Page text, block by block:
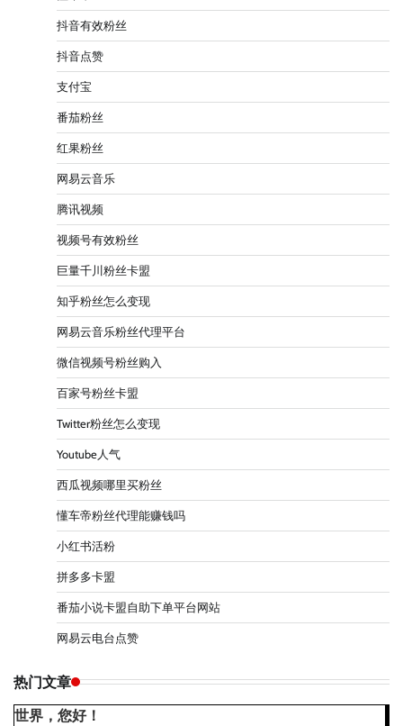
抖音有效粉丝
抖音点赞
支付宝
番茄粉丝
红果粉丝
网易云音乐
腾讯视频
视频号有效粉丝
巨量千川粉丝卡盟
知乎粉丝怎么变现
网易云音乐粉丝代理平台
微信视频号粉丝购入
百家号粉丝卡盟
Twitter粉丝怎么变现
Youtube人气
西瓜视频哪里买粉丝
懂车帝粉丝代理能赚钱吗
小红书活粉
拼多多卡盟
番茄小说卡盟自助下单平台网站
网易云电台点赞
热门文章
世界，您好！